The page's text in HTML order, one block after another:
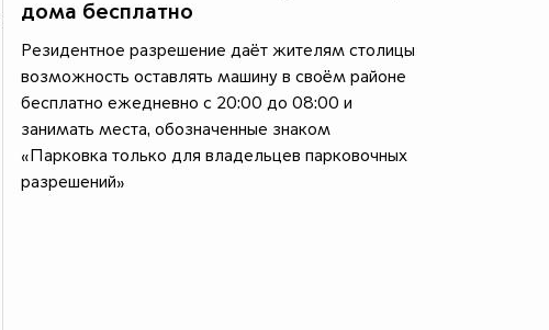
дома бесплатно
Резидентное разрешение даёт жителям столицы
возможность оставлять машину в своём районе
бесплатно ежедневно с 20:00 до 08:00 и
занимать места, обозначенные знаком
«Парковка только для владельцев парковочных
разрешений»